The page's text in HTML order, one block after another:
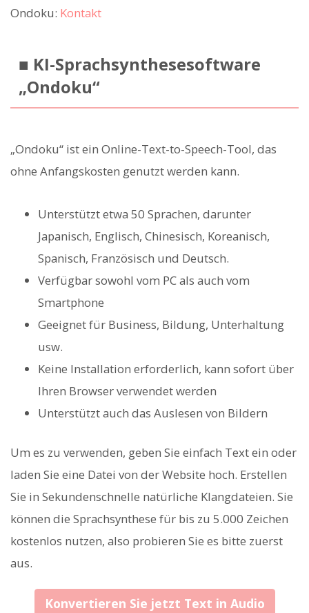
Ondoku: Kontakt
■ KI-Sprachsynthesesoftware
„Ondoku“
„Ondoku“ ist ein Online-Text-to-Speech-Tool, das
ohne Anfangskosten genutzt werden kann.
Unterstützt etwa 50 Sprachen, darunter
Japanisch, Englisch, Chinesisch, Koreanisch,
Spanisch, Französisch und Deutsch.
Verfügbar sowohl vom PC als auch vom
Smartphone
Geeignet für Business, Bildung, Unterhaltung
usw.
Keine Installation erforderlich, kann sofort über
Ihren Browser verwendet werden
Unterstützt auch das Auslesen von Bildern
Um es zu verwenden, geben Sie einfach Text ein oder
laden Sie eine Datei von der Website hoch. Erstellen
Sie in Sekundenschnelle natürliche Klangdateien. Sie
können die Sprachsynthese für bis zu 5.000 Zeichen
kostenlos nutzen, also probieren Sie es bitte zuerst
aus.
Konvertieren Sie jetzt Text in Audio